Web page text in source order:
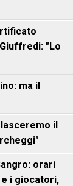
"Lo
ma il
lasceremo il
orari
i giocatori,